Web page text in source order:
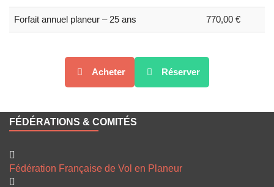
Forfait annuel planeur – 25 ans 770,00 €
Acheter Réserver
FÉDÉRATIONS & COMITÉS
Fédération Française de Vol en Planeur